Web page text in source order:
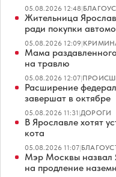
05.08.2026 12:48|
Жительница
ради покупки
05.08.2026 12:09|
Мама
на травлю
05.08.2026 12:07|
Расширение
завершат в октябре
05.08.2026 11:31|ДОРОГИ
В Ярославле хотят
кота
05.08.2026 11:07|
Мэр Москвы назвал
на продление